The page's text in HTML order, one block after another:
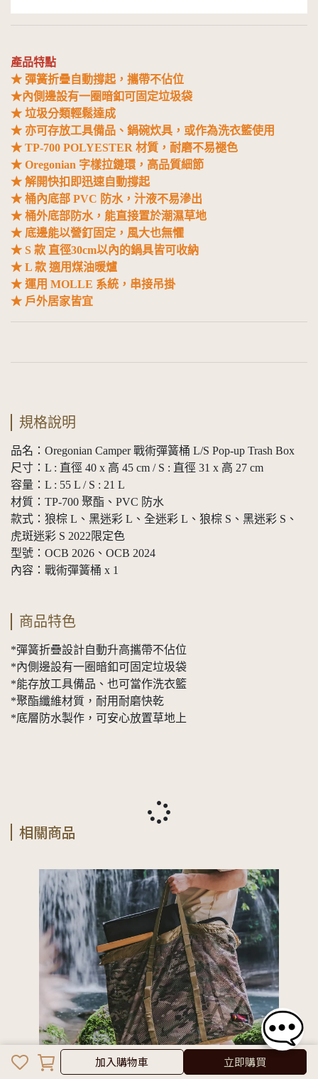
加入購物車
加入購物車 立即購買
產品特點
★ 彈簧折疊自動撐起，攜帶不佔位
★內側邊設有一圈暗釦可固定垃圾袋
★ 垃圾分類輕鬆達成
★ 亦可存放工具備品、鍋碗炊具，或作為洗衣籃使用
★ TP-700 POLYESTER 材質，耐磨不易褪色
★ Oregonian 字樣拉鏈環，高品質細節
★ 解開快扣即迅速自動撐起
★ 桶內底部 PVC 防水，汁液不易滲出
★ 桶外底部防水，能直接置於潮濕草地
★ 底邊能以營釘固定，風大也無懼
★ S 款 直徑30cm以內的鍋具皆可收納
★ L 款 適用煤油暖爐
★ 運用 MOLLE 系統，串接吊掛
★ 戶外居家皆宜
規格說明
品名：Oregonian Camper 戰術彈簧桶 L/S Pop-up Trash Box
尺寸：L : 直徑 40 x 高 45 cm / S : 直徑 31 x 高 27 cm
容量：L : 55 L / S : 21 L
材質：TP-700 聚酯、PVC 防水
款式：狼棕 L、黑迷彩 L、全迷彩 L、狼棕 S、黑迷彩 S、
虎斑迷彩 S 2022限定色
型號：OCB 2026、OCB 2024
內容：戰術彈簧桶 x 1
商品特色
*彈簧折疊設計自動升高攜帶不佔位
*內側邊設有一圈暗釦可固定垃圾袋
*能存放工具備品、也可當作洗衣籃
*聚酯纖維材質，耐用耐磨快乾
*底層防水製作，可安心放置草地上
相關商品